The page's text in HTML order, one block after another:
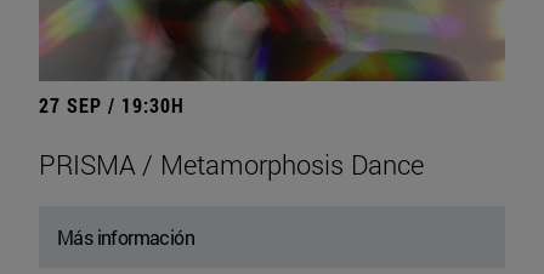
27 SEP / 19:30H
PRISMA / Metamorphosis Dance
Más información